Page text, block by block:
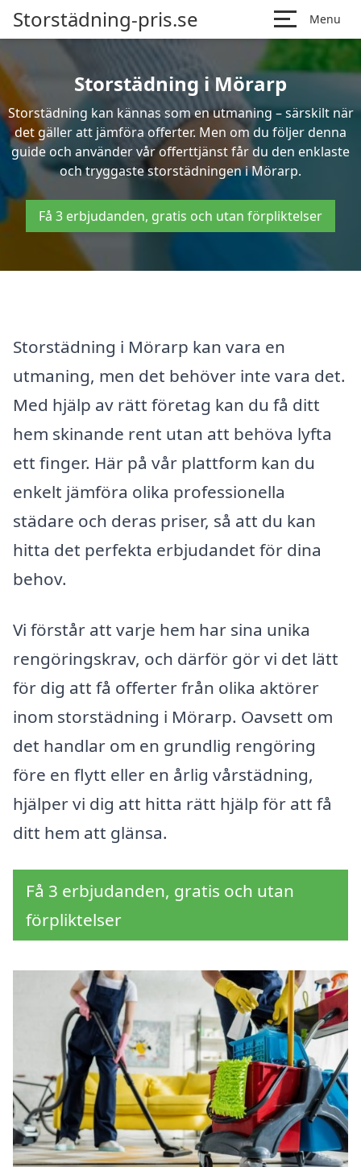
Storstädning-pris.se Menu
Storstädning i Mörarp
Storstädning kan kännas som en utmaning – särskilt när
det gäller att jämföra offerter. Men om du följer denna
guide och använder vår offerttjänst får du den enklaste
och tryggaste storstädningen i Mörarp.
Få 3 erbjudanden, gratis och utan förpliktelser
Storstädning i Mörarp kan vara en
utmaning, men det behöver inte vara det.
Med hjälp av rätt företag kan du få ditt
hem skinande rent utan att behöva lyfta
ett finger. Här på vår plattform kan du
enkelt jämföra olika professionella
städare och deras priser, så att du kan
hitta det perfekta erbjudandet för dina
behov.
Vi förstår att varje hem har sina unika
rengöringskrav, och därför gör vi det lätt
för dig att få offerter från olika aktörer
inom storstädning i Mörarp. Oavsett om
det handlar om en grundlig rengöring
före en flytt eller en årlig vårstädning,
hjälper vi dig att hitta rätt hjälp för att få
ditt hem att glänsa.
Få 3 erbjudanden, gratis och utan
förpliktelser